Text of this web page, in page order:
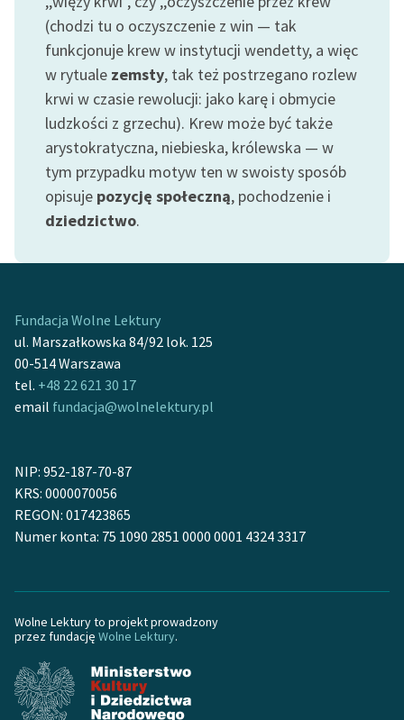
(chodzi tu o oczyszczenie z win — tak
funkcjonuje krew w instytucji wendetty, a więc
w rytuale zemsty, tak też postrzegano rozlew
krwi w czasie rewolucji: jako karę i obmycie
ludzkości z grzechu). Krew może być także
arystokratyczna, niebieska, królewska — w
tym przypadku motyw ten w swoisty sposób
opisuje pozycję społeczną, pochodzenie i
dziedzictwo.
Fundacja Wolne Lektury
ul. Marszałkowska 84/92 lok. 125
00-514 Warszawa
tel. +48 22 621 30 17
email fundacja@wolnelektury.pl
NIP: 952-187-70-87
KRS: 0000070056
REGON: 017423865
Numer konta: 75 1090 2851 0000 0001 4324 3317
Wolne Lektury to projekt prowadzony
przez fundację Wolne Lektury.